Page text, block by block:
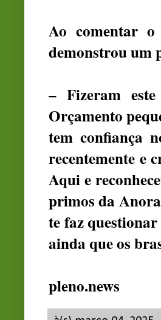
Ao comentar o
demonstrou um
– Fizeram
Orçamento
tem confiança
recentemente e
Aqui e
primos da
te faz
ainda que os
pleno.news